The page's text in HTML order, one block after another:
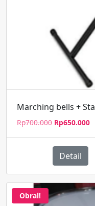
Marching bells +
Rp700.000 Harga
Rp700.000.
Rp650.000
Detail
Obral!